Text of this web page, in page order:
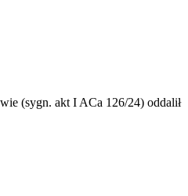
(sygn. akt I ACa 126/24) oddalił